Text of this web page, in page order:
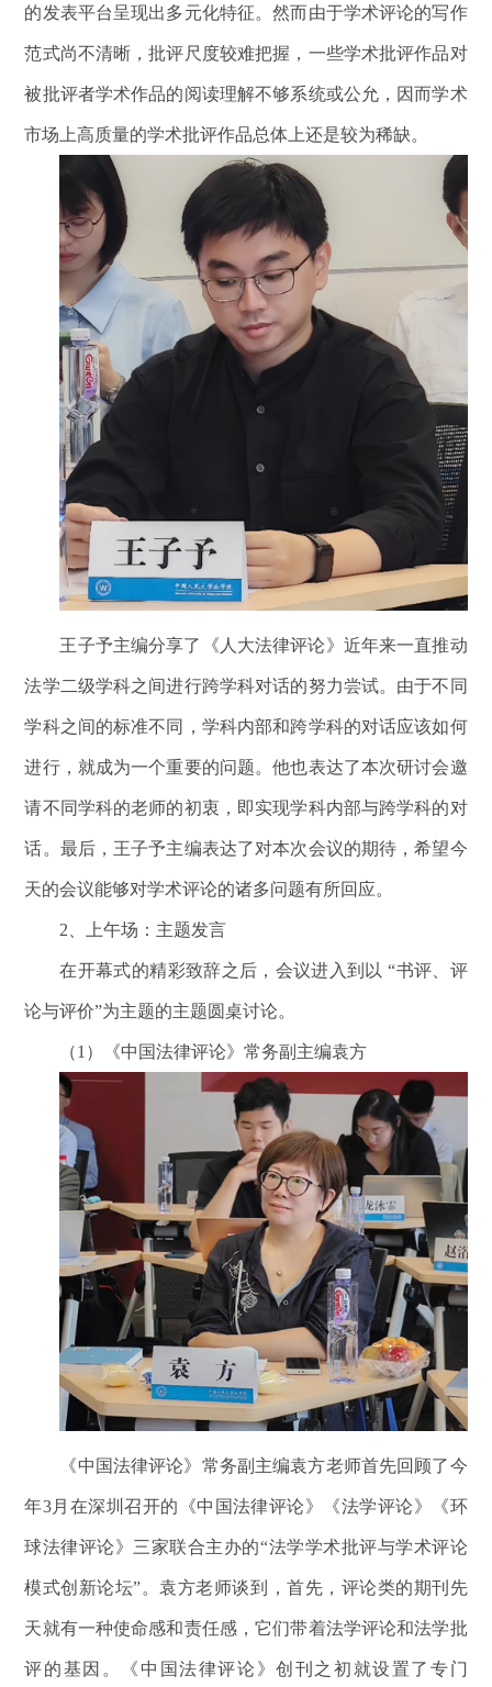
的发表平台呈现出多元化特征。然而由于学术评论的写作
范式尚不清晰，批评尺度较难把握，一些学术批评作品对
被批评者学术作品的阅读理解不够系统或公允，因而学术
市场上高质量的学术批评作品总体上还是较为稀缺。
王子予主编分享了《人大法律评论》近年来一直推动
法学二级学科之间进行跨学科对话的努力尝试。由于不同
学科之间的标准不同，学科内部和跨学科的对话应该如何
进行，就成为一个重要的问题。他也表达了本次研讨会邀
请不同学科的老师的初衷，即实现学科内部与跨学科的对
话。最后，王子予主编表达了对本次会议的期待，希望今
天的会议能够对学术评论的诸多问题有所回应。
2 、上午场：主题发言
在开幕式的精彩致辞之后，会议进入到以 “书评、评
论与评价”为主题的主题圆桌讨论。
（1）《中国法律评论》常务副主编袁方
《中国法律评论》常务副主编袁方老师首先回顾了今
年3月在深圳召开的《中国法律评论》《法学评论》《环
球法律评论》三家联合主办的“法学学术批评与学术评论
模式创新论坛”。袁方老师谈到，首先，评论类的期刊先
天就有一种使命感和责任感，它们带着法学评论和法学批
评的基因。《中国法律评论》创刊之初就设置了专门